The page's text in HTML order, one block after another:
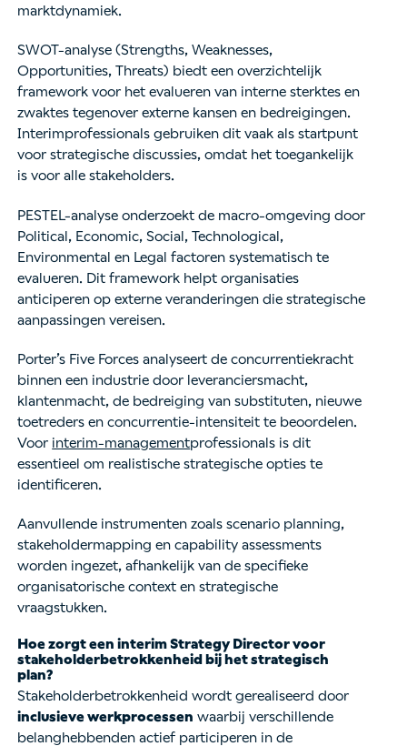
marktdynamiek.
SWOT-analyse (Strengths, Weaknesses,
Opportunities, Threats) biedt een overzichtelijk
framework voor het evalueren van interne sterktes en
zwaktes tegenover externe kansen en bedreigingen.
Interimprofessionals gebruiken dit vaak als startpunt
voor strategische discussies, omdat het toegankelijk
is voor alle stakeholders.
PESTEL-analyse onderzoekt de macro-omgeving door
Political, Economic, Social, Technological,
Environmental en Legal factoren systematisch te
evalueren. Dit framework helpt organisaties
anticiperen op externe veranderingen die strategische
aanpassingen vereisen.
Porter’s Five Forces analyseert de concurrentiekracht
binnen een industrie door leveranciersmacht,
klantenmacht, de bedreiging van substituten, nieuwe
toetreders en concurrentie-intensiteit te beoordelen.
Voor interim-managementprofessionals is dit
essentieel om realistische strategische opties te
identificeren.
Aanvullende instrumenten zoals scenario planning,
stakeholdermapping en capability assessments
worden ingezet, afhankelijk van de specifieke
organisatorische context en strategische
vraagstukken.
Hoe zorgt een interim Strategy Director voor
stakeholderbetrokkenheid bij het strategisch
plan?
Stakeholderbetrokkenheid wordt gerealiseerd door
inclusieve werkprocessen waarbij verschillende
belanghebbenden actief participeren in de